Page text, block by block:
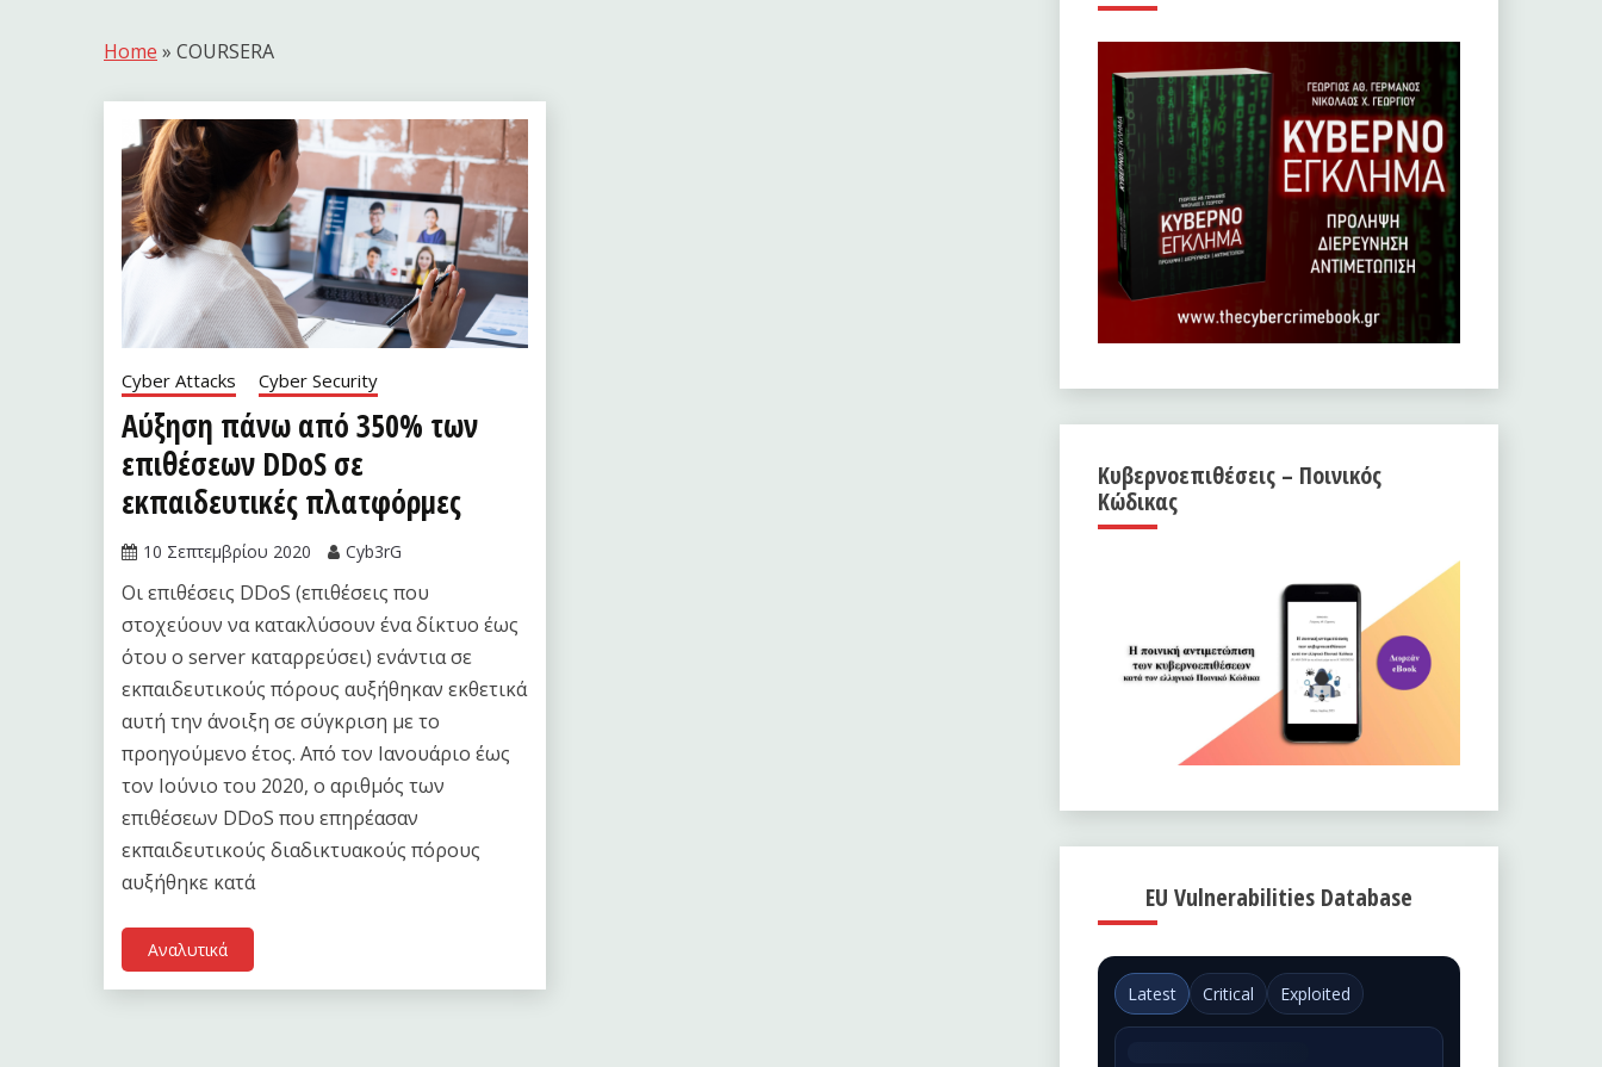
Home » COURSERA
Cyber Attacks Cyber Security
Αύξηση πάνω από 350% των
επιθέσεων DDoS σε
εκπαιδευτικές πλατφόρμες
10 Σεπτεμβρίου 2020 Cyb3rG
Οι επιθέσεις DDoS (επιθέσεις που
στοχεύουν να κατακλύσουν ένα δίκτυο έως
ότου ο server καταρρεύσει) ενάντια σε
εκπαιδευτικούς πόρους αυξήθηκαν εκθετικά
αυτή την άνοιξη σε σύγκριση με το
προηγούμενο έτος. Από τον Ιανουάριο έως
τον Ιούνιο του 2020, ο αριθμός των
επιθέσεων DDoS που επηρέασαν
εκπαιδευτικούς διαδικτυακούς πόρους
αυξήθηκε κατά
Αναλυτικά
Κυβερνοεπιθέσεις – Ποινικός
Κώδικας
EU Vulnerabilities Database
Latest Critical
Exploited